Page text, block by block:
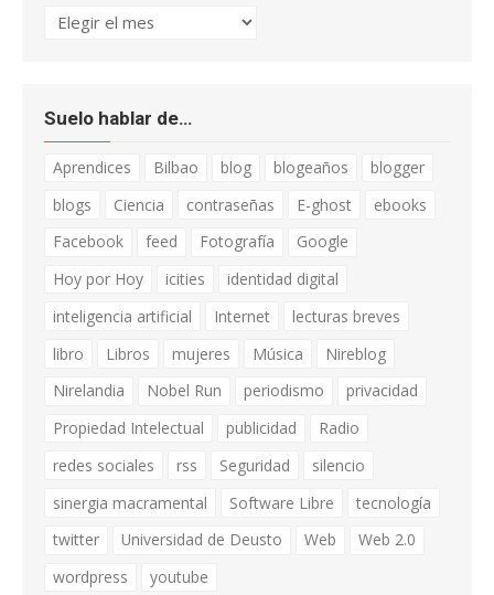
Archivo
Suelo hablar de…
Aprendices Bilbao blog blogeaños
blogger
blogs
Ciencia contraseñas E-ghost
ebooks
Facebook
feed Fotografía
Google
Hoy por Hoy
icities
identidad digital
inteligencia artificial
Internet
lecturas breves
libro
Libros mujeres Música
Nireblog
Nirelandia
Nobel Run periodismo
privacidad
Propiedad Intelectual
publicidad
Radio
redes sociales
rss Seguridad
silencio
sinergia macramental
Software Libre
tecnología
twitter
Universidad de Deusto Web
Web 2.0
wordpress
youtube